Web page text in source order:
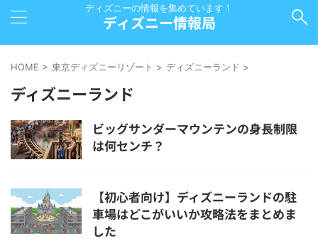
ディズニーの情報を集めています！
ディズニー情報局
HOME > 東京ディズニーリゾート > ディズニーランド >
ディズニーランド
ビッグサンダーマウンテンの身長制限
は何センチ？
【初心者向け】ディズニーランドの駐
車場はどこがいいか攻略法をまとめま
した